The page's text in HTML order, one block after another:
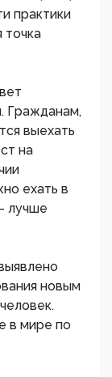
практики
точка
Гражданам,
выехать
на
ехать в
лучше
новым
в мире по